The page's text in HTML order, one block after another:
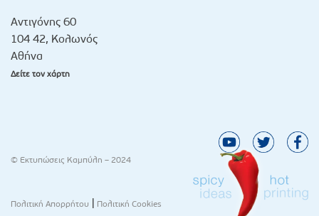
Αντιγόνης 60
104 42, Κολωνός
Αθήνα
Δείτε τον χάρτη
© Εκτυπώσεις Καμπύλη – 2024
Πολιτική Απορρήτου | Πολιτική Cookies